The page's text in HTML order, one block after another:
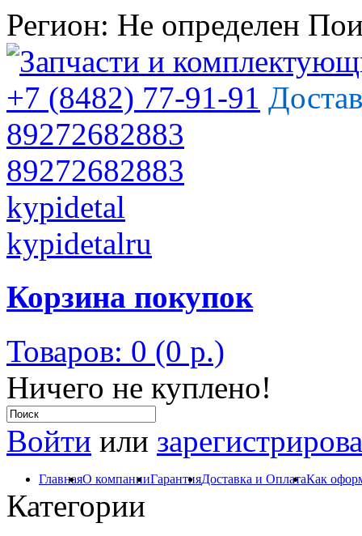
Регион: Не определен
+7 (8482) 77-91-91
89272682883
89272682883
kypidetal
kypidetalru
Корзина покупок
Товаров: 0 (0 р.)
Ничего не куплено!
Войти или
ГлавнаяО компанииГарантияДоставка и ОплатаКак
Категории